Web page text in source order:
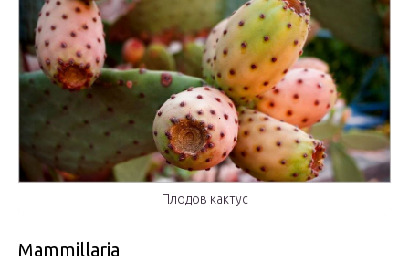
Плодов кактус
Mammillaria